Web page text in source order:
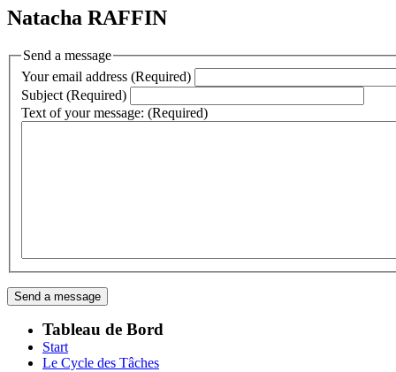
Natacha RAFFIN
Send a message
Your email address (Required)
Subject (Required)
Text of your message: (Required)
Tableau de Bord
Start
Le Cycle des Tâches